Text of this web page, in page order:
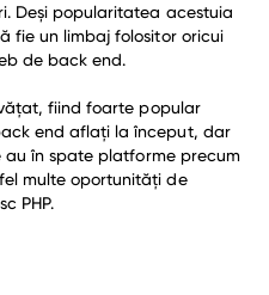
Deși popularitatea acestuia
fie un limbaj folositor oricui
de back end.
fiind foarte popular
end aflați la început, dar
au în spate platforme precum
multe oportunități de
PHP.